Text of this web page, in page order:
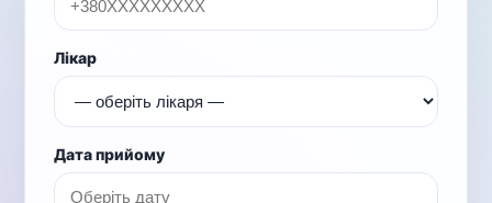
Лікар
Дата прийому